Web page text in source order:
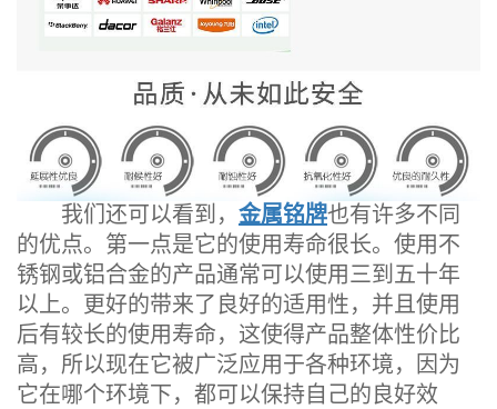
我们还可以看到， 金属铭牌也有许多不同
的优点。第一点是它的使用寿命很长。使用不
锈钢或铝合金的产品通常可以使用三到五十年
以上。更好的带来了良好的适用性，并且使用
后有较长的使用寿命，这使得产品整体性价比
高，所以现在它被广泛应用于各种环境，因为
它在哪个环境下，都可以保持自己的良好效